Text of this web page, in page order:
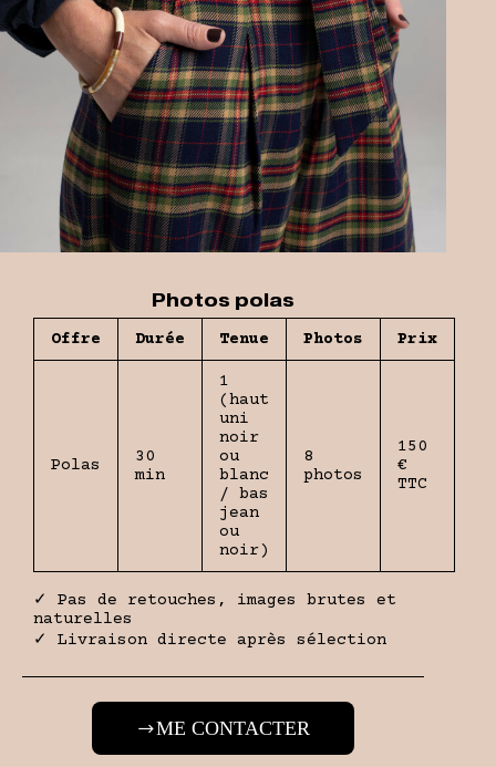
Photos polas
Offre Durée Tenue Photos Prix
Polas
30
min
1
(haut
uni
noir
ou
blanc
/ bas
jean
ou
noir)
8
photos
150
€
TTC
✓ Pas de retouches, images brutes et
naturelles
✓ Livraison directe après sélection
ME CONTACTER